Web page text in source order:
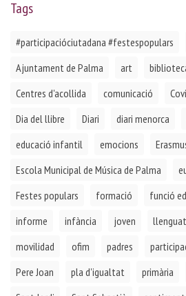
Tags
#participacióciutadana #festespopulars
Ajuntament de Palma
art
Centres d'acollida
comunicació
Dia del llibre
Diari diari menorca
educació infantil
emocions
Escola Municipal de Música de Palma
Festes populars
formació funció
informe
infància joven
movilidad
ofim padres
Pere Joan
pla d'igualtat primària